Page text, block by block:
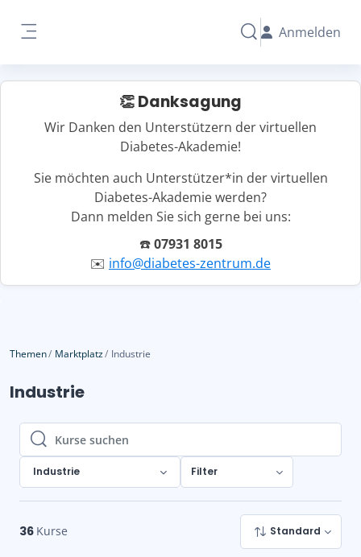
SucheingabeAnmelden
👏 Danksagung
Wir Danken den Unterstützern der virtuellen
Diabetes-Akademie!
Sie möchten auch Unterstützer*in der virtuellen
Diabetes-Akademie werden?
Dann melden Sie sich gerne bei uns:
☎️07931 8015
✉️ info@diabetes-zentrum.de
Themen Marktplatz Industrie
Industrie
Kurse suchen
Kurse suchen
Industrie Filter
36 Kurse Standard